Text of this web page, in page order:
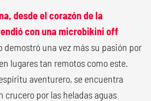
desde el corazón de la
con una microbikini off
demostró una vez más su pasión por
lugares tan remotos como este.
aventurero, se encuentra
crucero por las heladas aguas